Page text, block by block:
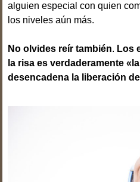
alguien especial con quien
los niveles aún más.
No olvides reír también. Los
la risa es verdaderamente
desencadena la liberación